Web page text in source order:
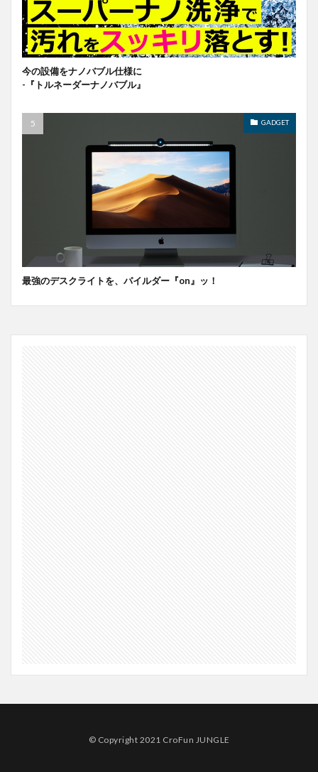
今の設備をナノバブル仕様に
-『トルネーダーナノバブル』
GADGET
最強のデスクライトを、パイルダー『on』ッ！
© Copyright 2021 CroFun JUNGLE